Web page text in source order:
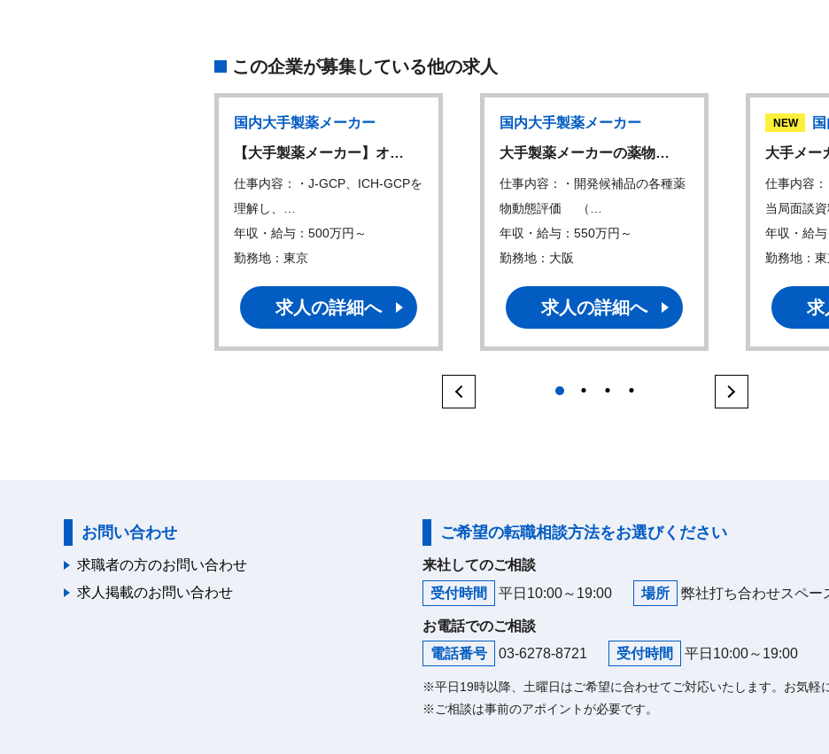
この企業が募集している他の求人
国内大手製薬メーカー
【大手製薬メーカー】オ…
仕事内容：・J-GCP、ICH-GCPを
理解し、…
年収・給与：500万円～
勤務地：東京
求人の詳細へ
国内大手製薬メーカー
大手製薬メーカーの薬物…
仕事内容：・開発候補品の各種薬
物動態評価 （…
年収・給与：550万円～
勤務地：大阪
求人の詳細へ
NEW
大手メー
仕事内容
当局面談
年収・給
勤務地：
求
1
お問い合わせ
求職者の方のお問い合わせ
求人掲載のお問い合わせ
ご希望の転職相談方法をお選びください
来社してのご相談
受付時間
平日10:00～19:00 場所 弊社打ち合わせスペー
お電話でのご相談
電話番号
03-6278-8721 受付時間 平日10:00～19:00
※平日19時以降、土曜日はご希望に合わせてご対応いたします。お気軽
※ご相談は事前のアポイントが必要です。